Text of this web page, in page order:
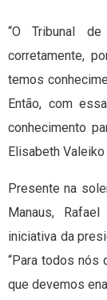
“O Tribunal
corretamente,
temos
Então, com
conhecimento
Elisabeth
Presente na
Manaus,
iniciativa da
“Para todos nós
que devemos